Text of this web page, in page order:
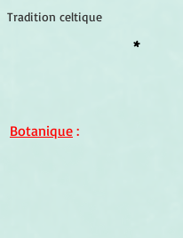
Tradition celtique
*
Botanique :